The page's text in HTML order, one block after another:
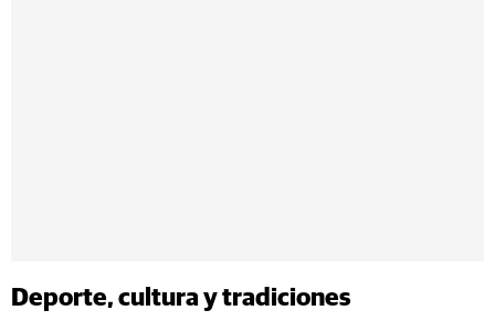
Deporte, cultura y tradiciones